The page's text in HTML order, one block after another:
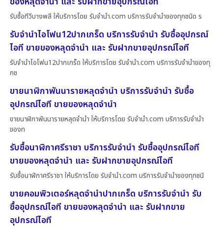
รับซื้อทีวีบางพลี ให้บริการโดย รับจํานํา.com บริการรับจำนำของทุกชนิด ร
รับจำนำไอโฟน12ปากเกร็ด บริการรับจำนำ รับซื้ออุปกรณ์
ไอที ขายของหลุดจำนำ และ รับฝากขายอุปกรณ์ไอที
รับจำนำไอโฟน12ปากเกร็ด ให้บริการโดย รับจํานํา.com บริการรับจำนำของทุ
กช
ขายนาฬิกาพันนารายหลุดจำนำ บริการรับจำนำ รับซื้อ
อุปกรณ์ไอที ขายของหลุดจำนำ
ขายนาฬิกาพันนารายหลุดจำนำ ให้บริการโดย รับจํานํา.com บริการรับจำนำ
ของท
รับซื้อนาฬิกาศรีราชา บริการรับจำนำ รับซื้ออุปกรณ์ไอที
ขายของหลุดจำนำ และ รับฝากขายอุปกรณ์ไอที
รับซื้อนาฬิกาศรีราชา ให้บริการโดย รับจํานํา.com บริการรับจำนำของทุกชนิ
ขายคอมพิวเตอร์หลุดจำนำปากเกร็ด บริการรับจำนำ รับ
ซื้ออุปกรณ์ไอที ขายของหลุดจำนำ และ รับฝากขาย
อุปกรณ์ไอที